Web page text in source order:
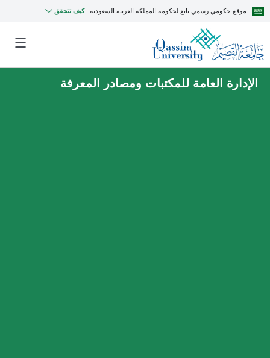
موقع حكومي رسمي تابع لحكومة المملكة العربية السعودية كيف تتحقق
الإدارة العامة للمكتبات ومصادر المعرفة